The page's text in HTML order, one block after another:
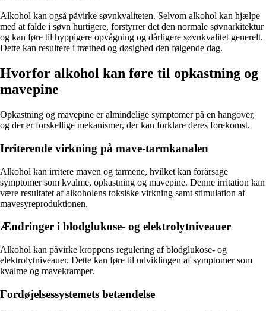
Alkohol kan også påvirke søvnkvaliteten. Selvom alkohol kan hjælpe
med at falde i søvn hurtigere, forstyrrer det den normale søvnarkitektur
og kan føre til hyppigere opvågning og dårligere søvnkvalitet generelt.
Dette kan resultere i træthed og døsighed den følgende dag.
Hvorfor alkohol kan føre til opkastning og
mavepine
Opkastning og mavepine er almindelige symptomer på en hangover,
og der er forskellige mekanismer, der kan forklare deres forekomst.
Irriterende virkning på mave-tarmkanalen
Alkohol kan irritere maven og tarmene, hvilket kan forårsage
symptomer som kvalme, opkastning og mavepine. Denne irritation kan
være resultatet af alkoholens toksiske virkning samt stimulation af
mavesyreproduktionen.
Ændringer i blodglukose- og elektrolytniveauer
Alkohol kan påvirke kroppens regulering af blodglukose- og
elektrolytniveauer. Dette kan føre til udviklingen af symptomer som
kvalme og mavekramper.
Fordøjelsessystemets betændelse